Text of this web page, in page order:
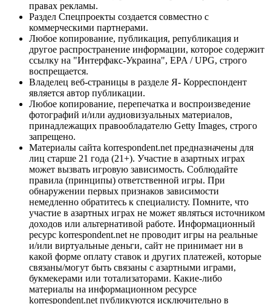
правах рекламы.
Раздел Спецпроекты создается совместно с
коммерческими партнерами.
Любое копирование, публикация, републикация и
другое распространение информации, которое содержит
ссылку на "Интерфакс-Украина", EPA / UPG, строго
воспрещается.
Владелец веб-страницы в разделе Я- Корреспондент
является автор публикации.
Любое копирование, перепечатка и воспроизведение
фотографий и/или аудиовизуальных материалов,
принадлежащих правообладателю Getty Images, строго
запрещено.
Материалы сайта korrespondent.net предназначены для
лиц старше 21 года (21+). Участие в азартных играх
может вызвать игровую зависимость. Соблюдайте
правила (принципы) ответственной игры. При
обнаружении первых признаков зависимости
немедленно обратитесь к специалисту. Помните, что
участие в азартных играх не может являться источником
доходов или альтернативой работе. Информационный
ресурс korrespondent.net не проводит игры на реальные
и/или виртуальные деньги, сайт не принимает ни в
какой форме оплату ставок и других платежей, которые
связаны/могут быть связаны с азартными играми,
букмекерами или тотализаторами. Какие-либо
материалы на информационном ресурсе
korrespondent.net публикуются исключительно в